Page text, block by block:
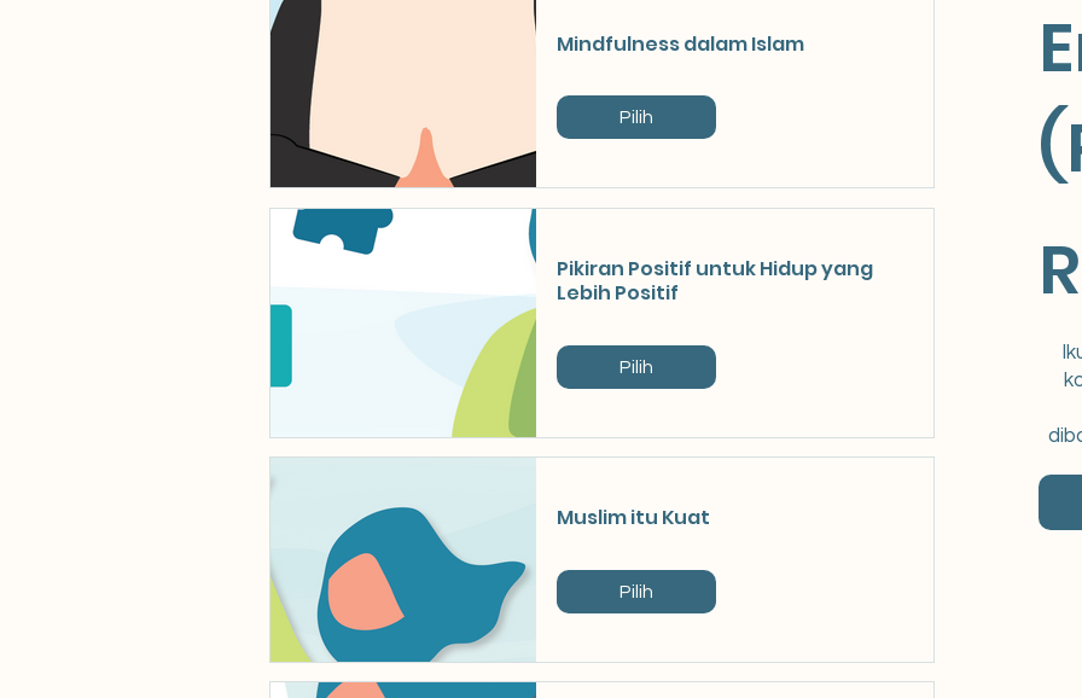
Mindfulness dalam Islam
Pilih
Pikiran Positif untuk Hidup yang
Lebih Positif
Pilih
Muslim itu Kuat
Pilih